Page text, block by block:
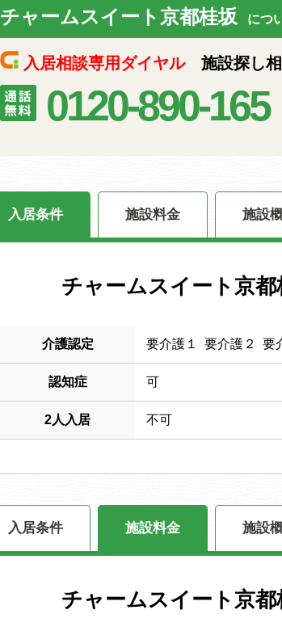
チャームスイート京都桂坂 につ
入居相談専用ダイヤル施設探し相
0120-890-165
入居条件 施設料金 施設
チャームスイート京
介護認定 要介護１ 要介護２ 要
認知症 可
2人入居 不可
入居条件 施設料金 施設
チャームスイート京